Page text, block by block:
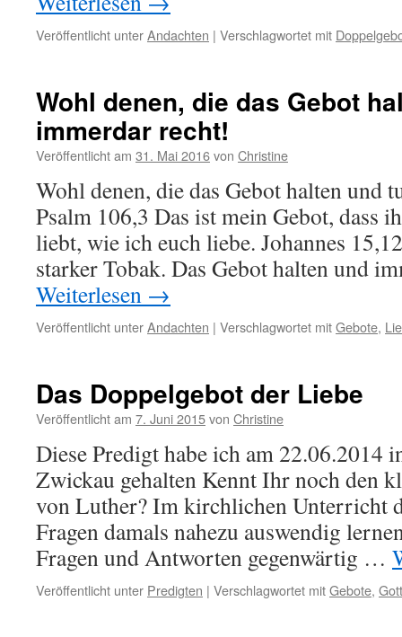
Veröffentlicht unterAndachten | Verschlagwortet mit
Wohl denen, die das Gebot
immerdar recht!
Veröffentlicht am 31. Mai 2016von Christine
Wohl denen, die das Gebot halten und
Psalm 106,3 Das ist mein Gebot, dass
liebt, wie ich euch liebe. Johannes
starker Tobak. Das Gebot halten und
Weiterlesen →
Veröffentlicht unterAndachten | Verschlagwortet mitGebote,
Das Doppelgebot der Liebe
Veröffentlicht am 7. Juni 2015von Christine
Diese Predigt habe ich am 22.06.2014
Zwickau gehalten Kennt Ihr noch den
von Luther? Im kirchlichen Unterricht
Fragen damals nahezu auswendig
Fragen und Antworten gegenwärtig …
Veröffentlicht unter Predigten | Verschlagwortet mitGebote, Gott